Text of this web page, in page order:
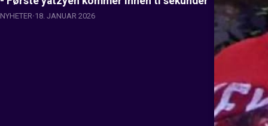
NYHETER 18. JANUAR 2026